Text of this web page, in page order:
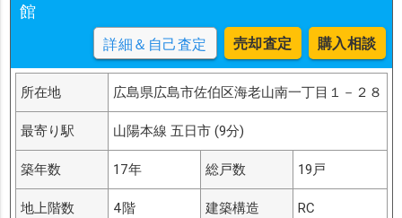
館
詳細＆自己査定 売却査定 購入相談
所在地 広島県広島市佐伯区海老山南一丁目１－２８
最寄り駅 山陽本線 五日市 (9分)
築年数 17年 総戸数 19戸
地上階数 4階 建築構造 RC